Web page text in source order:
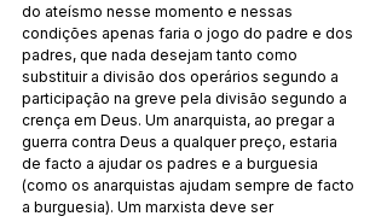
do ateísmo nesse momento e nessas
condições apenas faria o jogo do padre e dos
padres, que nada desejam tanto como
substituir a divisão dos operários segundo a
participação na greve pela divisão segundo a
crença em Deus. Um anarquista, ao pregar a
guerra contra Deus a qualquer preço, estaria
de facto a ajudar os padres e a burguesia
(como os anarquistas ajudam sempre de facto
a burguesia). Um marxista deve ser